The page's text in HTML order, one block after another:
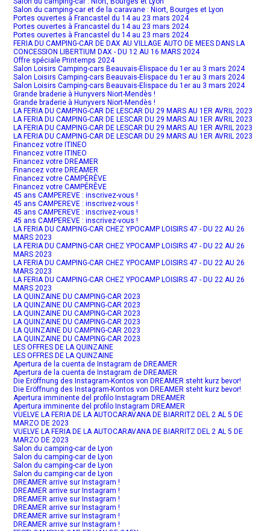
Salon du camping-car et de la caravane : Niort, Bourges et Lyon
Portes ouvertes à Francastel du 14 au 23 mars 2024
Portes ouvertes à Francastel du 14 au 23 mars 2024
Portes ouvertes à Francastel du 14 au 23 mars 2024
FERIA DU CAMPING-CAR DE DAX AU VILLAGE AUTO DE MEES DANS LA
CONCESSION LIBERTIUM DAX - DU 12 AU 16 MARS 2024
Offre spéciale Printemps 2024
Salon Loisirs Camping-cars Beauvais-Elispace du 1er au 3 mars 2024
Salon Loisirs Camping-cars Beauvais-Elispace du 1er au 3 mars 2024
Salon Loisirs Camping-cars Beauvais-Elispace du 1er au 3 mars 2024
Grande braderie à Hunyvers Niort-Mendès !
Grande braderie à Hunyvers Niort-Mendès !
LA FERIA DU CAMPING-CAR DE LESCAR DU 29 MARS AU 1ER AVRIL 2023
LA FERIA DU CAMPING-CAR DE LESCAR DU 29 MARS AU 1ER AVRIL 2023
LA FERIA DU CAMPING-CAR DE LESCAR DU 29 MARS AU 1ER AVRIL 2023
LA FERIA DU CAMPING-CAR DE LESCAR DU 29 MARS AU 1ER AVRIL 2023
Financez votre ITINEO
Financez votre ITINEO
Financez votre DREAMER
Financez votre DREAMER
Financez votre CAMPÉRÊVE
Financez votre CAMPÉRÊVE
45 ans CAMPEREVE : inscrivez-vous !
45 ans CAMPEREVE : inscrivez-vous !
45 ans CAMPEREVE : inscrivez-vous !
45 ans CAMPEREVE : inscrivez-vous !
LA FERIA DU CAMPING-CAR CHEZ YPOCAMP LOISIRS 47 - DU 22 AU 26
MARS 2023
LA FERIA DU CAMPING-CAR CHEZ YPOCAMP LOISIRS 47 - DU 22 AU 26
MARS 2023
LA FERIA DU CAMPING-CAR CHEZ YPOCAMP LOISIRS 47 - DU 22 AU 26
MARS 2023
LA FERIA DU CAMPING-CAR CHEZ YPOCAMP LOISIRS 47 - DU 22 AU 26
MARS 2023
LA QUINZAINE DU CAMPING-CAR 2023
LA QUINZAINE DU CAMPING-CAR 2023
LA QUINZAINE DU CAMPING-CAR 2023
LA QUINZAINE DU CAMPING-CAR 2023
LA QUINZAINE DU CAMPING-CAR 2023
LA QUINZAINE DU CAMPING-CAR 2023
LES OFFRES DE LA QUINZAINE
LES OFFRES DE LA QUINZAINE
Apertura de la cuenta de Instagram de DREAMER
Apertura de la cuenta de Instagram de DREAMER
Die Eröffnung des Instagram-Kontos von DREAMER steht kurz bevor!
Die Eröffnung des Instagram-Kontos von DREAMER steht kurz bevor!
Apertura imminente del profilo Instagram DREAMER
Apertura imminente del profilo Instagram DREAMER
VUELVE LA FERIA DE LA AUTOCARAVANA DE BIARRITZ DEL 2 AL 5 DE
MARZO DE 2023
VUELVE LA FERIA DE LA AUTOCARAVANA DE BIARRITZ DEL 2 AL 5 DE
MARZO DE 2023
Salon du camping-car de Lyon
Salon du camping-car de Lyon
Salon du camping-car de Lyon
Salon du camping-car de Lyon
DREAMER arrive sur Instagram !
DREAMER arrive sur Instagram !
DREAMER arrive sur Instagram !
DREAMER arrive sur Instagram !
DREAMER arrive sur Instagram !
DREAMER arrive sur Instagram !